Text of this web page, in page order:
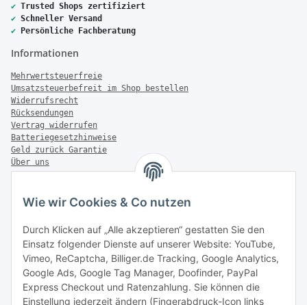
Wie wir Cookies & Co nutzen
Durch Klicken auf „Alle akzeptieren“ gestatten Sie den
Einsatz folgender Dienste auf unserer Website: YouTube,
Vimeo, ReCaptcha, Billiger.de Tracking, Google Analytics,
Google Ads, Google Tag Manager, Doofinder, PayPal
Express Checkout und Ratenzahlung. Sie können die
Einstellung jederzeit ändern (Fingerabdruck-Icon links
✔ Trusted Shops zertifiziert
✔ Schneller Versand
✔ Persönliche Fachberatung
Informationen
Mehrwertsteuerfreie
Umsatzsteuerbefreit im Shop bestellen
Widerrufsrecht
Rücksendungen
Vertrag widerrufen
Batteriegesetzhinweise
Geld zurück Garantie
Über uns
FAQ
Zahlung & Versand
Versandinformationen